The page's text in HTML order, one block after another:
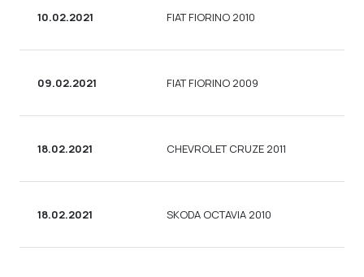
10.02.2021 FIAT FIORINO 2010
09.02.2021 FIAT FIORINO 2009
18.02.2021 CHEVROLET CRUZE 2011
18.02.2021 SKODA OCTAVIA 2010